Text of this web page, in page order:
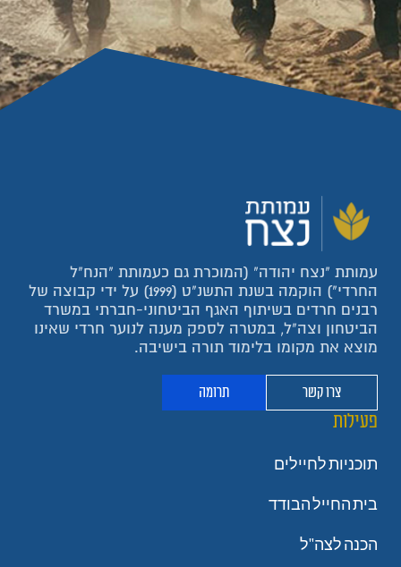
עמותת "נצח יהודה" (המוכרת גם כעמותת "הנח"ל
החרדי") הוקמה בשנת התשנ"ט (1999) על ידי קבוצה של
רבנים חרדים בשיתוף האגף הביטחוני-חברתי במשרד
הביטחון וצה"ל, במטרה לספק מענה לנוער חרדי שאינו
מוצא את מקומו בלימוד תורה בישיבה.
צרו קשר תרומה
פעילות
תוכניות לחיילים
בית החייל הבודד
הכנה לצה"ל